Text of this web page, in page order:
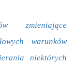
zmieniające
warunków
niektórych